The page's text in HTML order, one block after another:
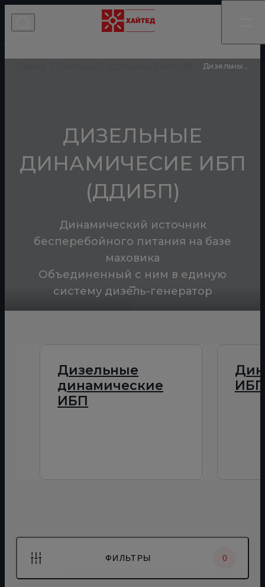
Дизельные динамические ИБП
ДИЗЕЛЬНЫЕ
ДИНАМИЧЕСИЕ ИБП
(ДДИБП)
Динамический источник
бесперебойного питания на базе
маховика
Объединенный с ним в единую
систему дизель-генератор
Дизельные
динамические
ИБП
ИБП
ФИЛЬТРЫ 0